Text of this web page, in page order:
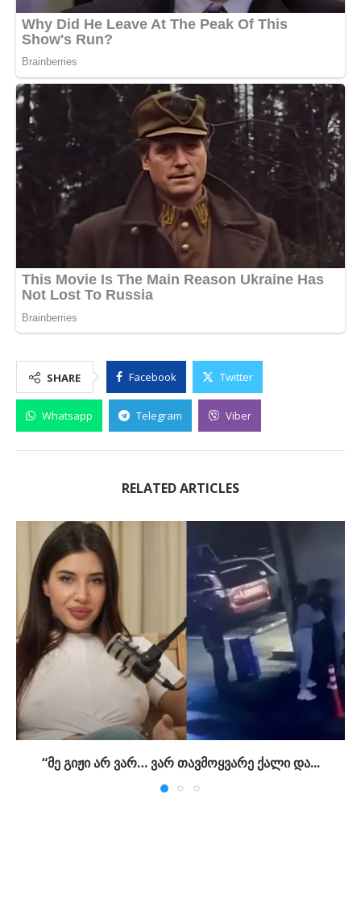
SHARE Facebook Twitter
Whatsapp Telegram Viber
RELATED ARTICLES
“მე გიჟი არ ვარ… ვარ თავმოყვარე ქალი და...